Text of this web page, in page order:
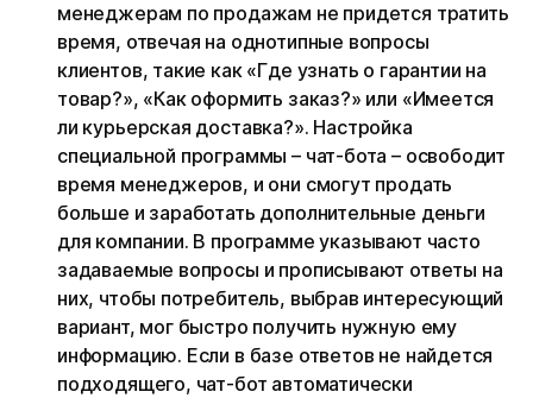
менеджерам по продажам не придется тратить
время, отвечая на однотипные вопросы
клиентов, такие как «‎‎Где узнать о гарантии на
товар?», «Как оформить заказ?‎» или «‎Имеется
ли курьерская доставка?‎». Настройка
специальной программы – чат-бота – освободит
время менеджеров, и они смогут продать
больше и заработать дополнительные деньги
для компании. В программе указывают часто
задаваемые вопросы и прописывают ответы на
них, чтобы потребитель, выбрав интересующий
вариант, мог быстро получить нужную ему
информацию. Если в базе ответов не найдется
подходящего, чат-бот автоматически